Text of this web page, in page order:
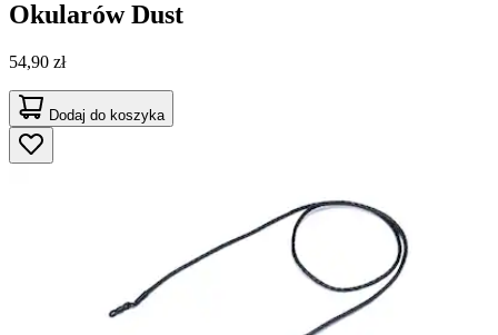
Okularów Dust
54,90 zł
Dodaj do koszyka